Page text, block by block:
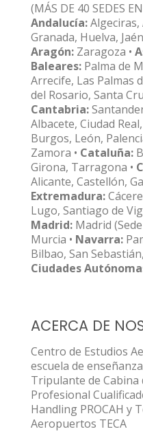
(MÁS DE 40 SEDES
Andalucía:Algeciras,
Granada, Huelva,
Aragón: Zaragoza •
Baleares: Palma de
Arrecife, Las Palmas
del Rosario, Santa
Cantabria:
Albacete, Ciudad
Burgos, León,
Zamora • Cataluña:
Girona, Tarragona •
Alicante, Castellón,
Extremadura:
Lugo, Santiago de
Madrid: Madrid
Murcia • Navarra:
Bilbao, San
Ciudades
ACERCA DE
Centro de Estudios
escuela de
Tripulante de Cabina
Profesional
Handling PROCAH y
Aeropuertos TECA